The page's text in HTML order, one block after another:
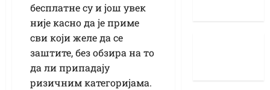
бесплатне су и још увек
није касно да је приме
сви који желе да се
заштите, без обзира на то
да ли припадају
ризичним категоријама.